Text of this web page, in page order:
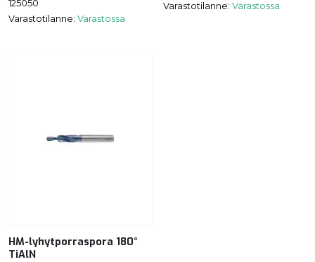
125050
Varastotilanne: Varastossa
Varastotilanne: Varastossa
HM-lyhytporraspora 180°
TiAlN